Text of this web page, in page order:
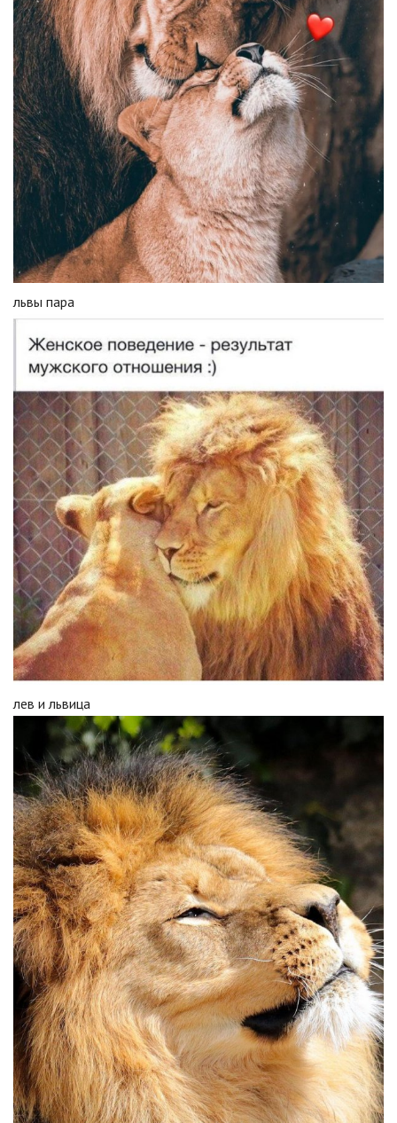
львы пара
лев и львица